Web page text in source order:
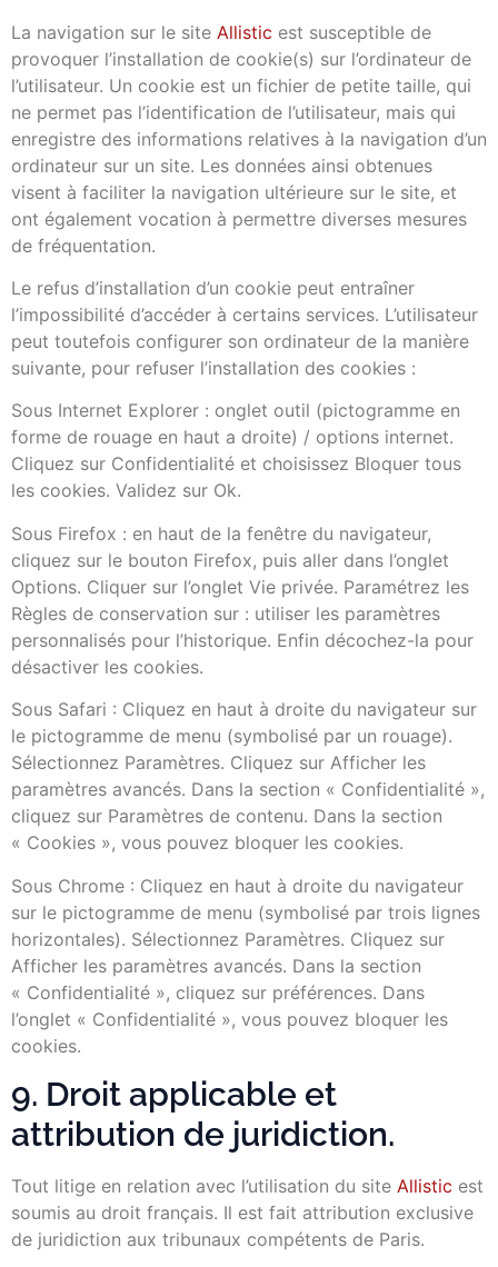
La navigation sur le site Allistic est susceptible de
provoquer l’installation de cookie(s) sur l’ordinateur de
l’utilisateur. Un cookie est un fichier de petite taille, qui
ne permet pas l’identification de l’utilisateur, mais qui
enregistre des informations relatives à la navigation d’un
ordinateur sur un site. Les données ainsi obtenues
visent à faciliter la navigation ultérieure sur le site, et
ont également vocation à permettre diverses mesures
de fréquentation.
Le refus d’installation d’un cookie peut entraîner
l’impossibilité d’accéder à certains services. L’utilisateur
peut toutefois configurer son ordinateur de la manière
suivante, pour refuser l’installation des cookies :
Sous Internet Explorer : onglet outil (pictogramme en
forme de rouage en haut a droite) / options internet.
Cliquez sur Confidentialité et choisissez Bloquer tous
les cookies. Validez sur Ok.
Sous Firefox : en haut de la fenêtre du navigateur,
cliquez sur le bouton Firefox, puis aller dans l’onglet
Options. Cliquer sur l’onglet Vie privée. Paramétrez les
Règles de conservation sur : utiliser les paramètres
personnalisés pour l’historique. Enfin décochez-la pour
désactiver les cookies.
Sous Safari : Cliquez en haut à droite du navigateur sur
le pictogramme de menu (symbolisé par un rouage).
Sélectionnez Paramètres. Cliquez sur Afficher les
paramètres avancés. Dans la section « Confidentialité »,
cliquez sur Paramètres de contenu. Dans la section
« Cookies », vous pouvez bloquer les cookies.
Sous Chrome : Cliquez en haut à droite du navigateur
sur le pictogramme de menu (symbolisé par trois lignes
horizontales). Sélectionnez Paramètres. Cliquez sur
Afficher les paramètres avancés. Dans la section
« Confidentialité », cliquez sur préférences. Dans
l’onglet « Confidentialité », vous pouvez bloquer les
cookies.
9. Droit applicable et
attribution de juridiction.
Tout litige en relation avec l’utilisation du site Allistic est
soumis au droit français. Il est fait attribution exclusive
de juridiction aux tribunaux compétents de Paris.